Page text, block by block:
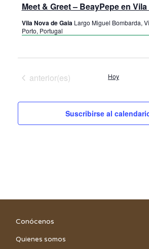
Meet & Greet – BeayPepe en
Vila Nova de Gaia Largo Miguel Bombarda,
Porto, Portugal
Eventos
anterior(es) Hoy
Suscribirse al
Conócenos
Quienes somos